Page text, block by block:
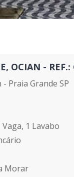
OCIAN -
- Praia Grande SP
1 Lavabo
Morar